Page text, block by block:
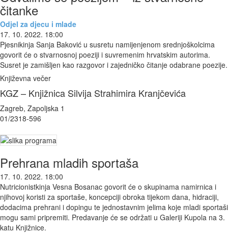
čitanke
Odjel za djecu i mlade
17. 10. 2022. 18:00
Pjesnikinja Sanja Baković u susretu namijenjenom srednjoškolcima
govorit će o stvarnosnoj poeziji i suvremenim hrvatskim autorima.
Susret je zamišljen kao razgovor i zajedničko čitanje odabrane poezije.
Književna večer
KGZ – Knjižnica Silvija Strahimira Kranjčevića
Zagreb, Zapoljska 1
01/2318-596
Prehrana mladih sportaša
17. 10. 2022. 18:00
Nutricionistkinja Vesna Bosanac govorit će o skupinama namirnica i
njihovoj koristi za sportaše, koncepciji obroka tijekom dana, hidraciji,
dodacima prehrani i dopingu te jednostavnim jelima koje mladi sportaši
mogu sami pripremiti. Predavanje će se održati u Galeriji Kupola na 3.
katu Knjižnice.